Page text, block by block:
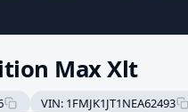
Max Xlt
VIN: 1FMJK1JT1NEA62493